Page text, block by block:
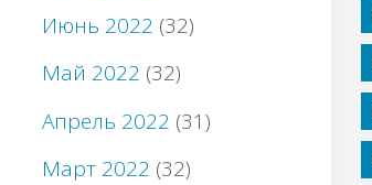
Июнь 2022 (32)
Май 2022 (32)
Апрель 2022 (31)
Март 2022 (32)